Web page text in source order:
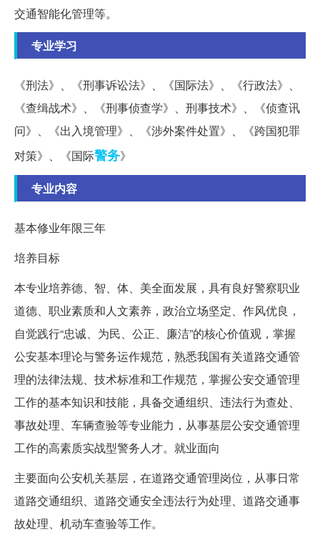
交通智能化管理等。
专业学习
《刑法》、《刑事诉讼法》、《国际法》、《行政法》、
《查缉战术》、《刑事侦查学》、刑事技术》、《侦查讯
问》、《出入境管理》、《涉外案件处置》、《跨国犯罪
对策》、《国际警务》
专业内容
基本修业年限三年
培养目标
本专业培养德、智、体、美全面发展，具有良好警察职业
道德、职业素质和人文素养，政治立场坚定、作风优良，
自觉践行“忠诚、为民、公正、廉洁”的核心价值观，掌握
公安基本理论与警务运作规范，熟悉我国有关道路交通管
理的法律法规、技术标准和工作规范，掌握公安交通管理
工作的基本知识和技能，具备交通组织、违法行为查处、
事故处理、车辆查验等专业能力，从事基层公安交通管理
工作的高素质实战型警务人才。就业面向
主要面向公安机关基层，在道路交通管理岗位，从事日常
道路交通组织、道路交通安全违法行为处理、道路交通事
故处理、机动车查验等工作。